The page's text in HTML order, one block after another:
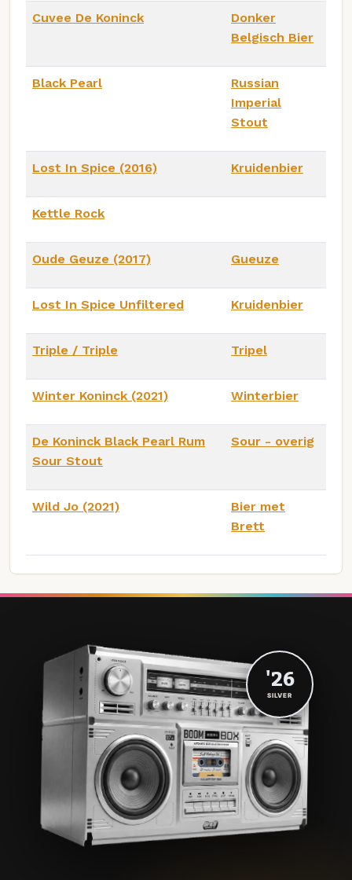
Cuvee De Koninck
Donker
Belgisch Bier
Black Pearl
Russian
Imperial
Stout
Lost In Spice (2016) Kruidenbier
Kettle Rock
Oude Geuze (2017) Gueuze
Lost In Spice Unfiltered Kruidenbier
Triple / Triple Tripel
Winter Koninck (2021) Winterbier
De Koninck Black Pearl Rum
Sour Stout
Sour - overig
Wild Jo (2021)
Bier met
Brett
'26
SILVER